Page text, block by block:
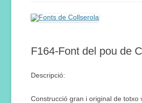
F164-Font del pou de
Descripció:
Construcció gran i original de